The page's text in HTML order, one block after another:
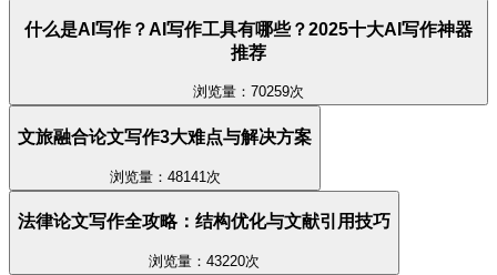
什么是AI写作？AI写作工具有哪些？2025十大AI写作神器
推荐
浏览量：70259次
文旅融合论文写作3大难点与解决方案
浏览量：48141次
法律论文写作全攻略：结构优化与文献引用技巧
浏览量：43220次